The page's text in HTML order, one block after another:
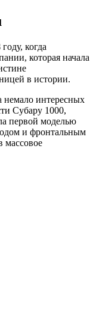
когда
которая начала
в истории.
немало интересных
Субару 1000,
первой моделью
и фронтальным
массовое